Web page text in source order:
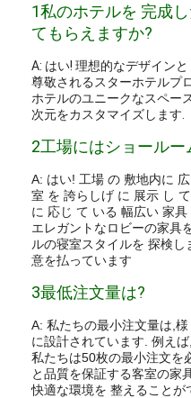
1私のホテルを 完成
てもらえますか?
A: はい! 理想的なデザイン
尊敬されるスターホテルプ
ホテルのユニークなスペー
次元をカスタマイズします.
2工場にはショールー
A: はい! 工場 の 敷地内に
室 を 誇らしげ に 展示 し
に 応じ て いる 幅広い 家
エレガントなロビーの家具
ルの寝室スタイルを 探検
意を払っています
3最低注文量は?
A: 私たちの最小注文量は,
に設計されています. 例え
私たちは50枚の最小注文を
と品質を保証する客室の家
快適な環境を 整えることが